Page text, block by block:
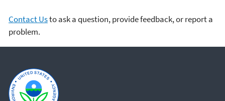
Contact Usto ask a question, provide feedback, or report a
problem.